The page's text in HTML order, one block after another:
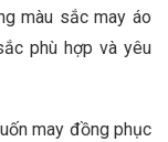
màu sắc may áo
phù hợp và yêu
may đồng phục